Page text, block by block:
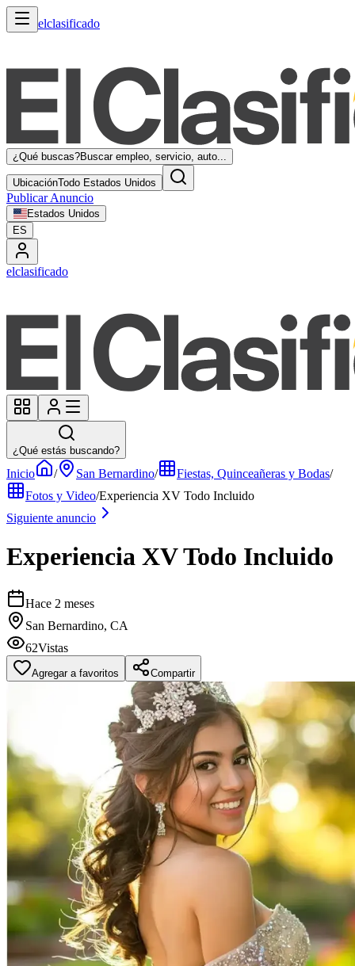
elclasificado
¿Qué buscas?Buscar empleo, servicio, auto...
UbicaciónTodo Estados Unidos
Publicar Anuncio
Estados Unidos
ES
elclasificado
¿Qué estás buscando?
Inicio / San Bernardino/ Fiestas, Quinceañeras y Bodas/
Fotos y Video/Experiencia XV Todo Incluido
Siguiente anuncio
Experiencia XV Todo Incluido
Hace 2 meses
San Bernardino, CA
62Vistas
Agregar a favoritos Compartir